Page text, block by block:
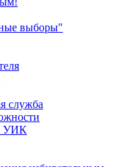
выборы"
служба
УИК